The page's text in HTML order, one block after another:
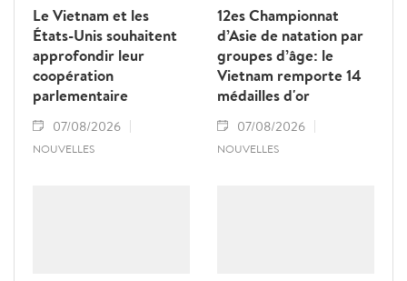
Le Vietnam et les
États-Unis souhaitent
approfondir leur
coopération
parlementaire
07/08/2026
NOUVELLES
12es Championnat
d’Asie de natation par
groupes d’âge: le
Vietnam remporte 14
médailles d'or
07/08/2026
NOUVELLES